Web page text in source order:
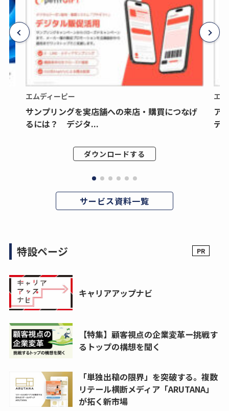
エムディーピー
サンプリングを実店舗への来店・購買につなげ
るには？ デジタ...
ダウンロードする
エ
ア
デ
サービス資料一覧
特設ページ
キャリアアップナビ
【特集】顧客視点の企業変革ー挑戦す
るトップの構想を聞く
「単独出稿の限界」を突破する。複数
リテール横断メディア「ARUTANA」
が拓く新市場